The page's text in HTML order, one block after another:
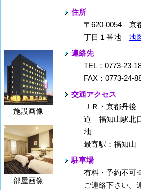
施設画像
部屋画像
住所
〒620-0054 京
丁目１番地 地
連絡先
TEL：0773-23-
FAX：0773-24-
交通アクセス
ＪＲ・京都丹後
道 福知山駅北
地
最寄駅：福知山
駐車場
有料・予約不可
ご連絡下さい。